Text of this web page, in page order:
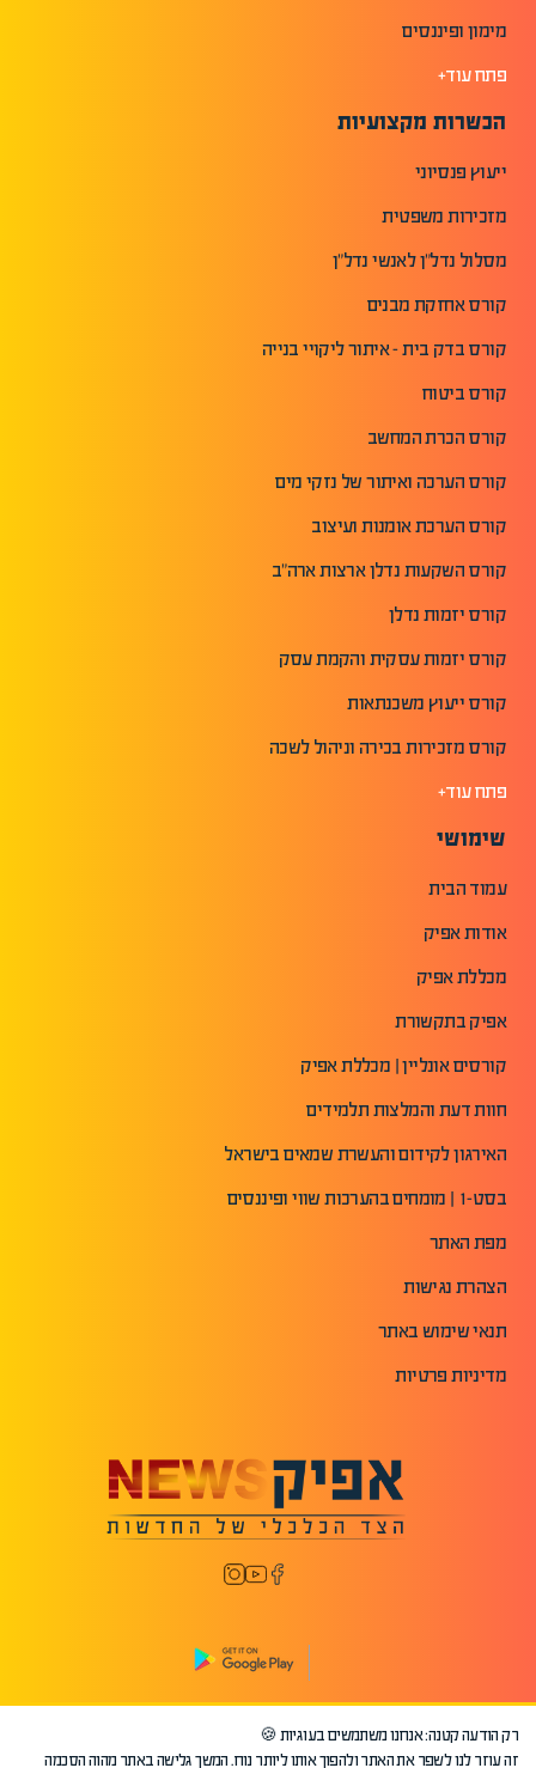
מימון ופיננסים
פתח עוד+
הכשרות מקצועיות
ייעוץ פנסיוני
מזכירות משפטית
מסלול נדל"ן לאנשי נדל"ן
קורס אחזקת מבנים
קורס בדק בית - איתור ליקויי בנייה
קורס ביטוח
קורס הכרת המחשב
קורס הערכה ואיתור של נזקי מים
קורס הערכת אומנות ועיצוב
קורס השקעות נדלן ארצות ארה"ב
קורס יזמות נדלן
קורס יזמות עסקית והקמת עסק
קורס ייעוץ משכנתאות
קורס מזכירות בכירה וניהול לשכה
פתח עוד+
שימושי
עמוד הבית
אודות אפיק
מכללת אפיק
אפיק בתקשורת
קורסים אונליין | מכללת אפיק
חוות דעת והמלצות תלמידים
האירגון לקידום והעשרת שמאים בישראל
בסט-1 | מומחים בהערכות שווי ופיננסים
מפת האתר
הצהרת נגישות
תנאי שימוש באתר
מדיניות פרטיות
©2026 כל הזכויות שמורות לאפיק.
רק הודעה קטנה: אנחנו משתמשים בעוגיות 🍪
זה עוזר לנו לשפר את האתר ולהפוך אותו ליותר נוח. המשך גלישה באתר מהוה הסכמה